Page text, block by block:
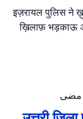
इज़रायल पुलिस ने
ख़िलाफ़ भड़काऊ
مضى